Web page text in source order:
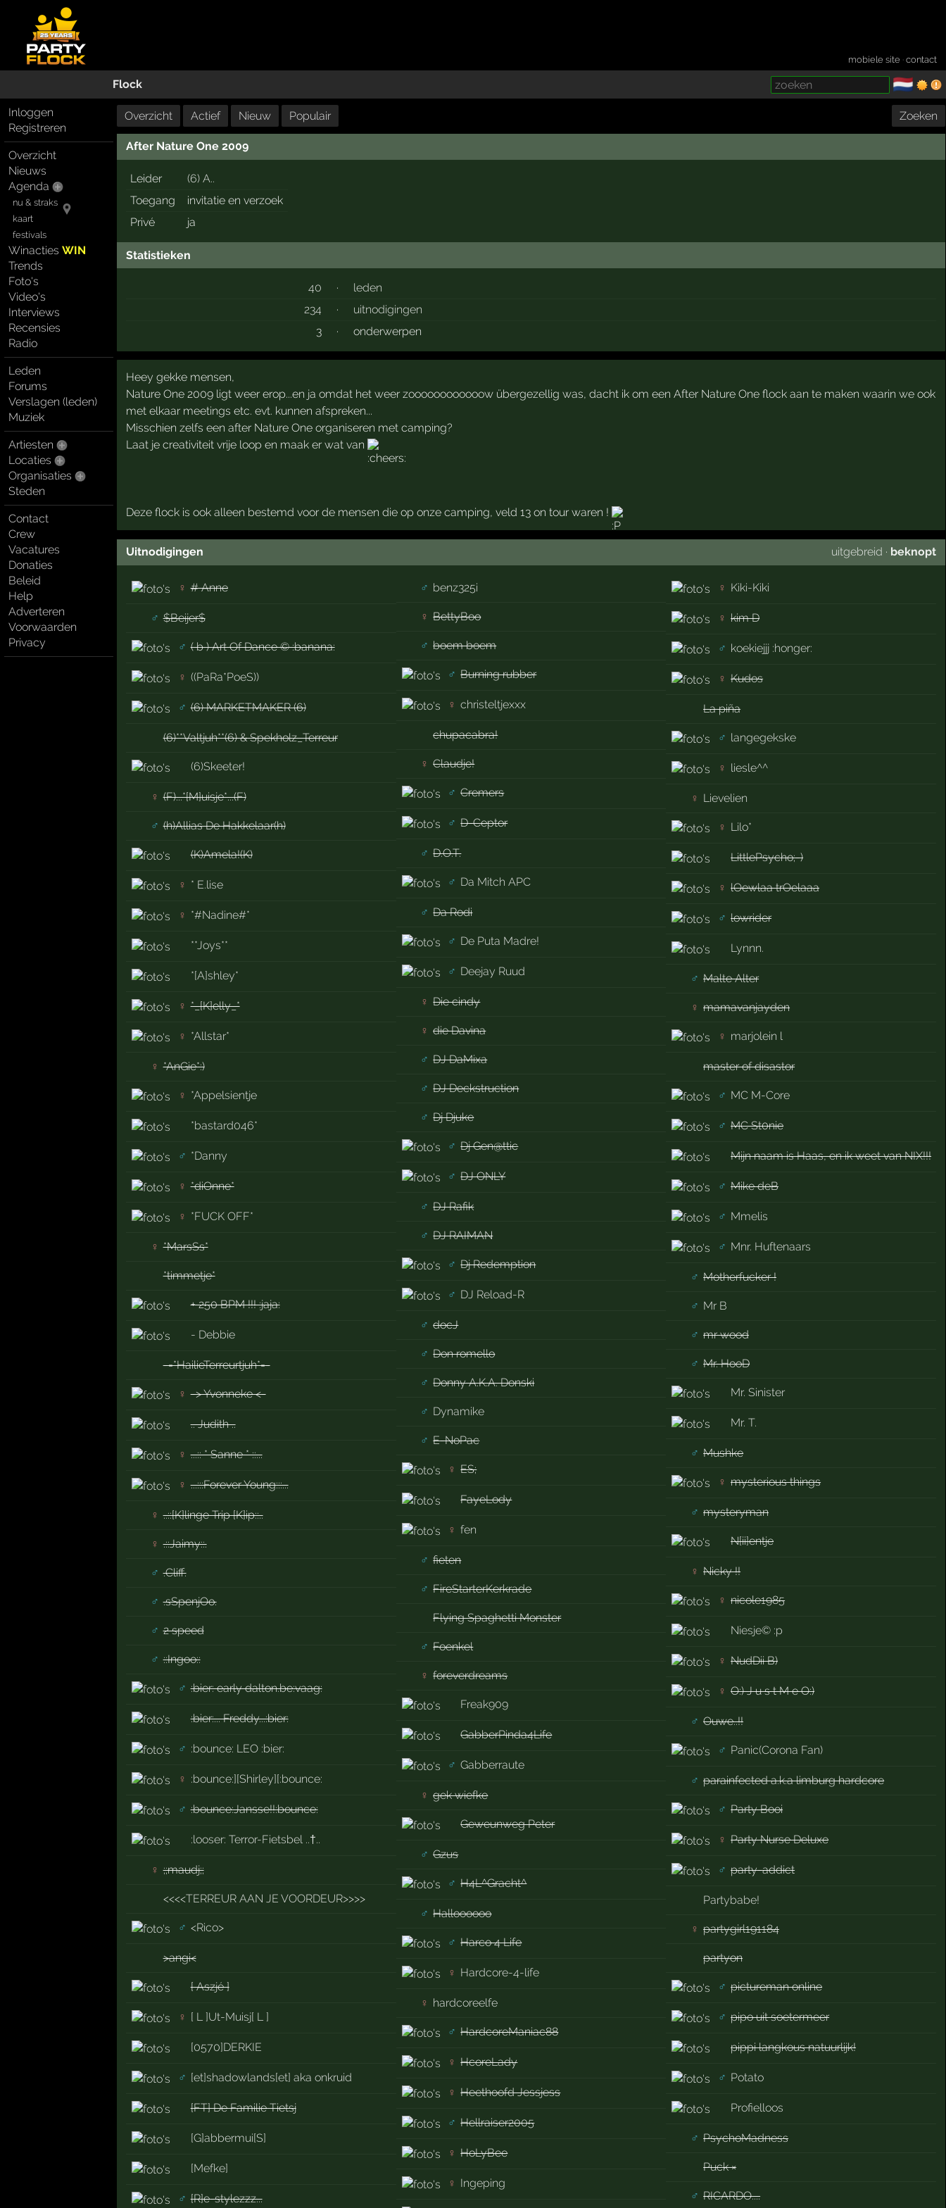
mobiele site ·contact
Flock 🇳🇱
Inloggen
Registreren
Overzicht
Nieuws
Agenda
nu & straks
kaart
festivals
WinactiesWIN
Trends
Foto's
Video's
Interviews
Recensies
Radio
Leden
Forums
Verslagen (leden)
Muziek
Artiesten
Locaties
Organisaties
Steden
Contact
Crew
Vacatures
Donaties
Beleid
Help
Adverteren
Voorwaarden
Privacy
Overzicht Actief Nieuw Populair Zoeken
After Nature One 2009
Leider
(6) A..
Toegang
invitatie en verzoek
Privé
ja
Statistieken
40 ·
leden
234
·
uitnodigingen
3
· onderwerpen
Heey gekke mensen,
Nature One 2009 ligt weer erop...en ja omdat het weer zoooooooooooow übergezellig was, dacht ik om een After Nature One flock aan te maken waarin we ook
met elkaar meetings etc. evt. kunnen afspreken...
Misschien zelfs een after Nature One organiseren met camping?
Laat je creativiteit vrije loop en maak er wat van
Deze flock is ook alleen bestemd voor de mensen die op onze camping, veld 13 on tour waren !
Uitnodigingen uitgebreid · beknopt
♀ # Anne
♂ $Beijer$
♂ ( b ) Art Of Dance © :banana:
♀ ((PaRa*PoeS))
♂ (6) MARKETMAKER (6)
(6)**Valtjuh**(6) & Spekholz_Terreur
(6)Skeeter!
♀ (F)...*[M]uisje*...(F)
♂ (h)Allias De Hakkelaar(h)
(K)Amela!(K)
♀ * E.lise
♀ *#Nadine#*
**Joys**
*[A]shley*
♀ *_[K]elly_*
♀ *Allstar*
♀ *AnGie*:)
♀ *Appelsientje
*bastard046*
♂ *Danny
♀ *diOnne*
♀ *FUCK OFF*
♀ *MarsSs*
*timmetje*
+ 250 BPM !!! :jaja:
- Debbie
-=*HailieTerreurtjuh*=-
♀ -> Yvonneke <-
.. Judith ..
♀ ...:: * Sanne * ::...
♀ ...:::Forever Young:::...
♀ ..::[K]linge Trip [K]ip::..
♀ .::Jaimy::.
♂ .Cliff.
♂ .sSpenjOo.
♂ 2 speed
♂ ::Ingoo::
♂ :bier: early dalton.be:vaag:
:bier:... Freddy...:bier:
♂ :bounce: LEO :bier:
♀ :bounce:][Shirley][:bounce:
♂ :bounce:Jansse!!:bounce:
:looser: Terror-Fietsbel ..†..
♀ ;;maudj;;
<<<<TERREUR AAN JE VOORDEUR>>>>
♂ <Rico>
>angi<
[ Aszjé ]
♀ [ L ]Ut-Muisj[ L ]
[0570]DERKIE
♂ [et]shadowlands[et] aka onkruid
[FT] De Familie Tietsj
[G]abbermui[S]
[Mefke]
♂ [R]e-stylezzz...
♂ benz325i
♀ BettyBoo
♂ boem boem
♂ Burning rubber
♀ christeltjexxx
chupacabra!
♀ Claudje!
♂ Cremers
♂ D-Ceptor
♂ D.O.T.
♂ Da Mitch APC
♂ Da Rodi
♂ De Puta Madre!
♂ Deejay Ruud
♀ Die cindy
♀ die Davina
♂ DJ DaMixa
♂ DJ Deckstruction
♂ Dj Djuke
♂ Dj Gen@ttic
♂ DJ ONLY
♂ DJ Rafik
♂ DJ RAIMAN
♂ Dj Redemption
♂ DJ Reload-R
♂ docJ
♂ Don romello
♂ Donny A.K.A. Donski
♂ Dynamike
♂ E-NoPac
♀ ES;
FayeLody
♀ fen
♂ fieten
♂ FireStarterKerkrade
Flying Spaghetti Monster
♂ Foenkel
♀ foreverdreams
Freak909
GabberPinda4Life
♂ Gabberraute
♀ gek wiefke
Geweunweg Peter
♂ Gzus
♂ H4L^Gracht^
♂ Halloooooo
♂ Harco 4 Life
♀ Hardcore-4-life
♀ hardcoreelfe
♂ HardcoreManiac88
♀ HcoreLady
♀ Heethoofd Jessjess
♂ Hellraiser2005
♀ HoLyBee
♀ Ingeping
♀ Kiki-Kiki
♀ kim D
♂ koekiejjj :honger:
♀ Kudos
La piña
♂ langegekske
♀ liesle^^
♀ Lievelien
♀ Lilo*
LittlePsycho;-)
♀ lOewlaa trOelaaa
♂ lowrider
Lynnn.
♂ Malte Alter
♀ mamavanjayden
♀ marjolein l
master of disastor
♂ MC M-Core
♂ MC St0nie
Mijn naam is Haas, en ik weet van NIX!!!
♂ Mike deB
♂ Mmelis
♂ Mnr. Huftenaars
♂ Motherfucker !
♂ Mr B
♂ mr wood
♂ Mr. HooD
Mr. Sinister
Mr. T.
♂ Mushke
♀ mysterious things
♂ mysteryman
N[ii]entje
♀ Nicky !!
♀ nicole1985
Niesje© :p
♀ NudDii B)
♀ O:) J u s t M e O:)
♂ Ouwe..!!
♂ Panic(Corona Fan)
♂ parainfected a.k.a limburg hardcore
♂ Party Booi
♀ Party Nurse Deluxe
♂ party-addict
Partybabe!
♀ partygirl191184
partyon
♂ pictureman online
♂ pipo uit soetermeer
pippi langkous natuurlijk!
♂ Potato
Profielloos
♂ PsychoMadness
Puck ×
♂ RICARDO....